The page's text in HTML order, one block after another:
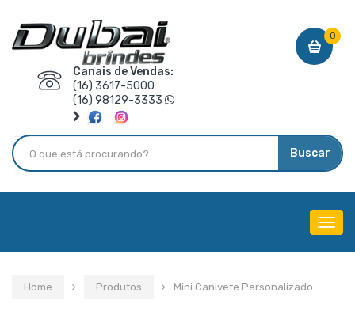
Canais de Vendas:
(16) 3617-5000
(16) 98129-3333
0
Buscar
Menu
Home
Produtos Mini Canivete Personalizado